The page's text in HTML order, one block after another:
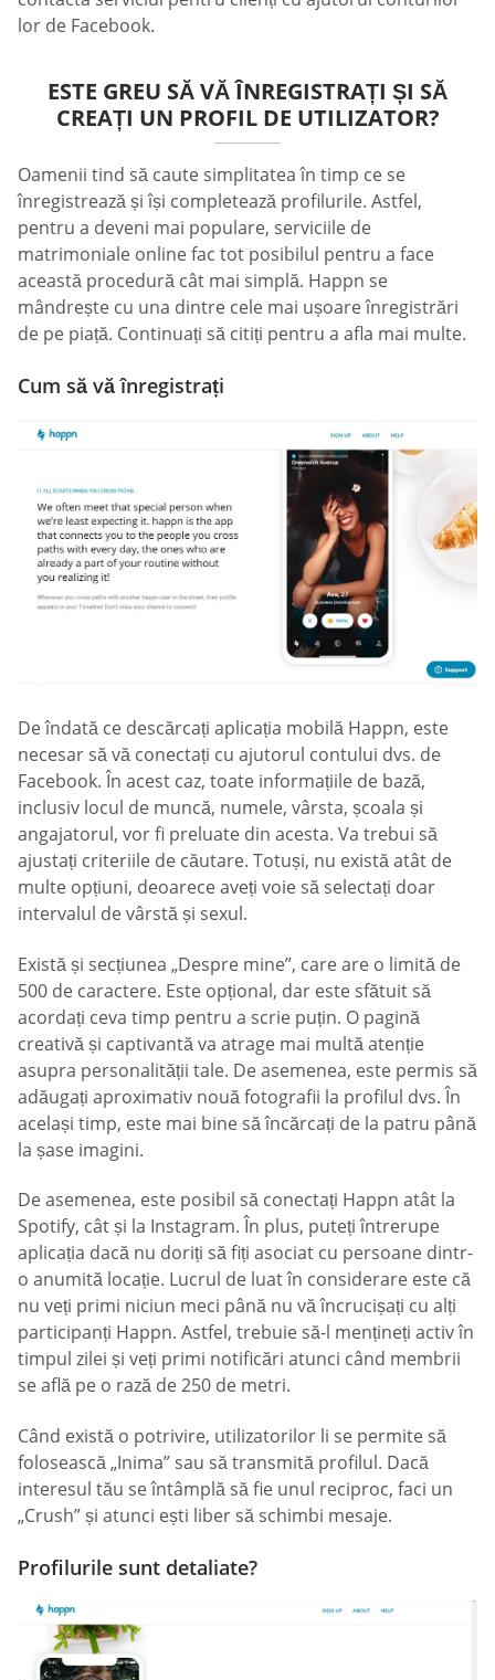
lor de Facebook.
ESTE GREU SĂ VĂ ÎNREGISTRAȚI ȘI SĂ
CREAȚI UN PROFIL DE UTILIZATOR?
Oamenii tind să caute simplitatea în timp ce se
înregistrează și își completează profilurile. Astfel,
pentru a deveni mai populare, serviciile de
matrimoniale online fac tot posibilul pentru a face
această procedură cât mai simplă. Happn se
mândrește cu una dintre cele mai ușoare înregistrări
de pe piață. Continuați să citiți pentru a afla mai multe.
Cum să vă înregistrați
De îndată ce descărcați aplicația mobilă Happn, este
necesar să vă conectați cu ajutorul contului dvs. de
Facebook. În acest caz, toate informațiile de bază,
inclusiv locul de muncă, numele, vârsta, școala și
angajatorul, vor fi preluate din acesta. Va trebui să
ajustați criteriile de căutare. Totuși, nu există atât de
multe opțiuni, deoarece aveți voie să selectați doar
intervalul de vârstă și sexul.
Există și secțiunea „Despre mine”, care are o limită de
500 de caractere. Este opțional, dar este sfătuit să
acordați ceva timp pentru a scrie puțin. O pagină
creativă și captivantă va atrage mai multă atenție
asupra personalității tale. De asemenea, este permis să
adăugați aproximativ nouă fotografii la profilul dvs. În
același timp, este mai bine să încărcați de la patru până
la șase imagini.
De asemenea, este posibil să conectați Happn atât la
Spotify, cât și la Instagram. În plus, puteți întrerupe
aplicația dacă nu doriți să fiți asociat cu persoane dintr-
o anumită locație. Lucrul de luat în considerare este că
nu veți primi niciun meci până nu vă încrucișați cu alți
participanți Happn. Astfel, trebuie să-l mențineți activ în
timpul zilei și veți primi notificări atunci când membrii
se află pe o rază de 250 de metri.
Când există o potrivire, utilizatorilor li se permite să
folosească „Inima” sau să transmită profilul. Dacă
interesul tău se întâmplă să fie unul reciproc, faci un
„Crush” și atunci ești liber să schimbi mesaje.
Profilurile sunt detaliate?